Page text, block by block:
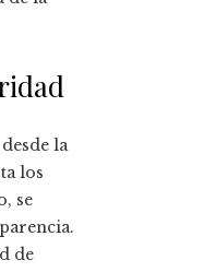
la
los
se
de